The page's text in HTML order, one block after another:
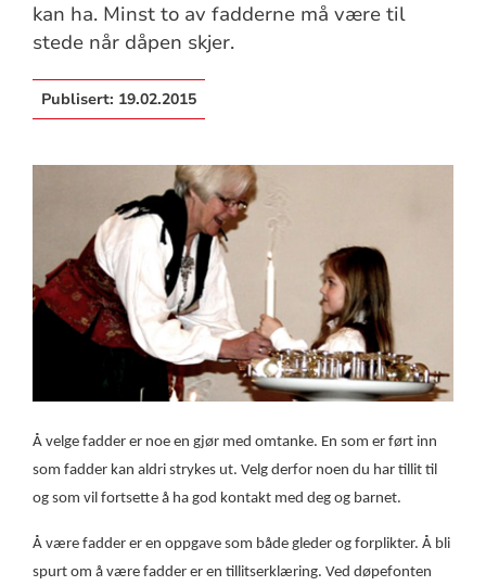
kan ha. Minst to av fadderne må være til
stede når dåpen skjer.
Publisert: 19.02.2015
Å velge fadder er noe en gjør med omtanke. En som er ført inn
som fadder kan aldri strykes ut. Velg derfor noen du har tillit til
og som vil fortsette å ha god kontakt med deg og barnet.
Å være fadder er en oppgave som både gleder og forplikter. Å bli
spurt om å være fadder er en tillitserklæring. Ved døpefonten